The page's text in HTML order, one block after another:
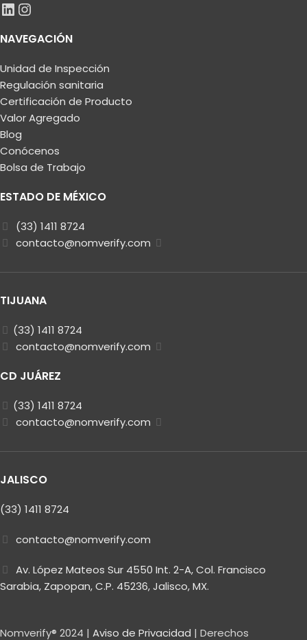
NAVEGACIÓN
Unidad de Inspección
Regulación sanitaria
Certificación de Producto
Valor Agregado
Blog
Conócenos
Bolsa de Trabajo
ESTADO DE MÉXICO
(33) 1411 8724
contacto@nomverify.com
TIJUANA
(33) 1411 8724
contacto@nomverify.com
CD JUÁREZ
(33) 1411 8724
contacto@nomverify.com
JALISCO
(33) 1411 8724
contacto@nomverify.com
Av. López Mateos Sur 4550 Int. 2-A, Col. Francisco
Sarabia, Zapopan, C.P. 45236, Jalisco, MX.
Nomverify® 2024 | Aviso de Privacidad | Derechos